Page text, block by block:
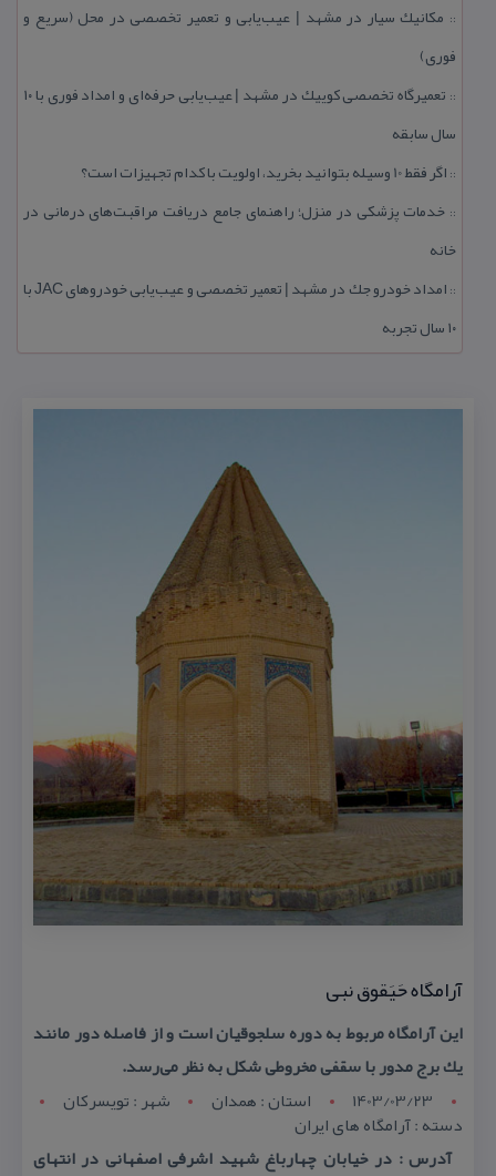
:: مكانیك سیار در مشهد | عیب‌یابی و تعمیر تخصصی در محل (سریع و
فوری)
::
تعمیرگاه تخصصی كوییك در مشهد | عیب‌یابی حرفه‌ای و امداد فوری با ۱۰
سال سابقه
:: اگر فقط 10 وسیله بتوانید بخرید، اولویت با كدام تجهیزات است؟
:: خدمات پزشكی در منزل؛ راهنمای جامع دریافت مراقبت‌های درمانی در
خانه
::
امداد خودرو جك در مشهد | تعمیر تخصصی و عیب‌یابی خودروهای JAC با
۱۰ سال تجربه
آرامگاه حَیَقوق نبی
این آرامگاه مربوط به دوره سلجوقیان است و از فاصله دور مانند
یك برج مدور با سقفی مخروطی شكل به نظر می‌رسد.
1403/03/23
استان : همدان شهر : تويسرکان
دسته : آرامگاه های ایران
آدرس : در خیابان چهارباغ شهید اشرفی اصفهانی در انتهای